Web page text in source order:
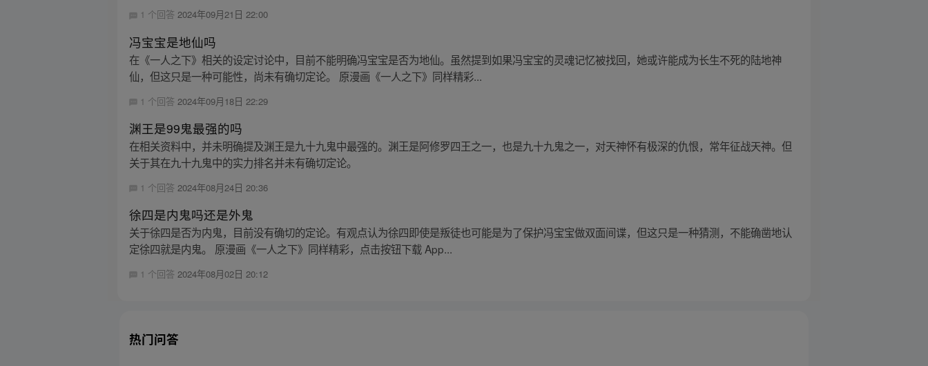
1 个回答2024年09月21日 22:00
冯宝宝是地仙吗
在《一人之下》相关的设定讨论中，目前不能明确冯宝宝是否为地仙。虽然提到如果冯宝宝的灵魂记忆被找回，她或许能成为长生不死的陆地神
仙，但这只是一种可能性，尚未有确切定论。 原漫画《一人之下》同样精彩...
1 个回答 2024年09月18日 22:29
渊王是99鬼最强的吗
在相关资料中，并未明确提及渊王是九十九鬼中最强的。渊王是阿修罗四王之一，也是九十九鬼之一，对天神怀有极深的仇恨，常年征战天神。但
关于其在九十九鬼中的实力排名并未有确切定论。
1 个回答 2024年08月24日 20:36
徐四是内鬼吗还是外鬼
关于徐四是否为内鬼，目前没有确切的定论。有观点认为徐四即使是叛徒也可能是为了保护冯宝宝做双面间谍，但这只是一种猜测，不能确凿地认
定徐四就是内鬼。 原漫画《一人之下》同样精彩，点击按钮下载 App...
1 个回答2024年08月02日 20:12
热门问答